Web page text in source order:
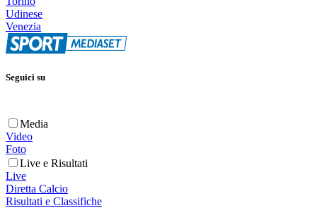
Udinese
Venezia
Seguici su
Media
Video
Foto
Live e Risultati
Live
Diretta Calcio
Risultati e Classifiche